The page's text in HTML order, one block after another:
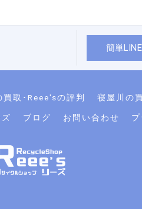
簡単
買取･Reee'sの評判 寝屋川の
ズ ブログ お問い合わせ